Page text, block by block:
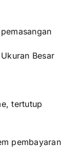
Besar
tertutup
pembayaran